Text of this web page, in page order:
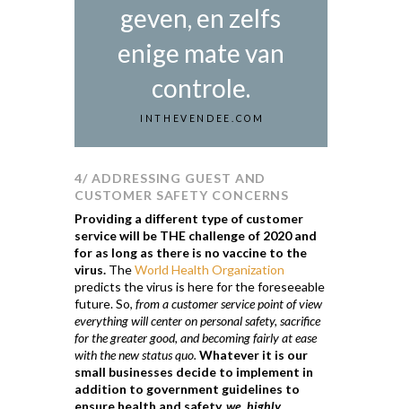
geven, en zelfs
enige mate van
controle.
INTHEVENDEE.COM
4/ ADDRESSING GUEST AND
CUSTOMER SAFETY CONCERNS
Providing a different type of customer
service will be THE challenge of 2020 and
for as long as there is no vaccine to the
virus. TheWorld Health Organization
predicts the virus is here for the foreseeable
future. So,from a customer service point of view
everything will center on personal safety, sacrifice
for the greater good, and becoming fairly at ease
with the new status quo. Whatever it is our
small businesses decide to implement in
addition to government guidelines to
ensure health and safety,we highly